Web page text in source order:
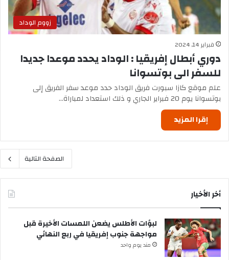
زووم الوداد
فبراير 14, 2024
دوري أبطال إفريقيا : الوداد يحدد موعدا جديدا
للسفر الى بوتسوانا
علم موقع كازا سبورت فريق الوداد حدد موعد سفر الفريق إلى
بوتسوانا يوم 20 فبراير الجاري و ذلك استعداد لمباراة…
إقرا المزيد
الصفحة التالية
أخر الأخيار
لبؤات الأطلس يضعن اللمسات الأخيرة قبل
مواجهة جنوب إفريقيا في ربع النهائي
مند يوم واحد